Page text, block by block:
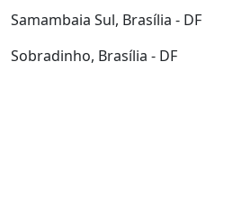
Samambaia Sul, Brasília - DF
Sobradinho, Brasília - DF